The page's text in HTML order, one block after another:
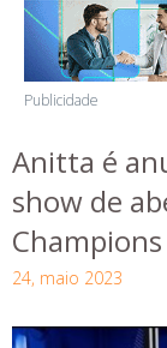
Publicidade
Anitta é
show de
24, maio 2023